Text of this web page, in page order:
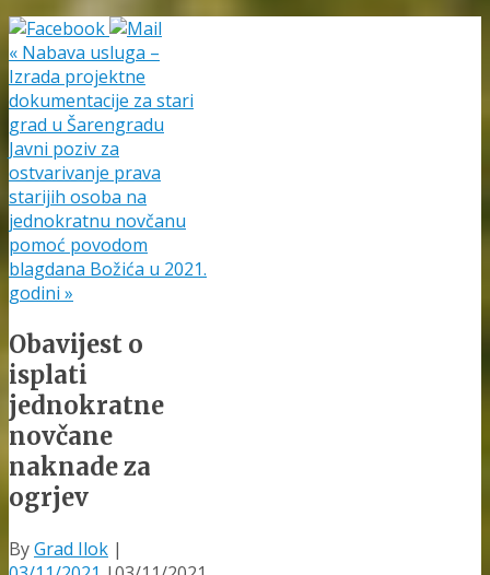
« Nabava usluga –
Izrada projektne
dokumentacije za stari
grad u Šarengradu
Javni poziv za
ostvarivanje prava
starijih osoba na
jednokratnu novčanu
pomoć povodom
blagdana Božića u 2021.
godini »
Obavijest o
isplati
jednokratne
novčane
naknade za
ogrjev
ByGrad Ilok |